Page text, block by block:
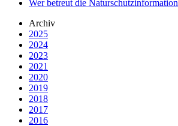
Wer betreut die Naturschutzinformation
Archiv
2025
2024
2023
2021
2020
2019
2018
2017
2016